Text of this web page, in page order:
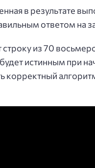
в результате
ответом на
из 70
истинным при
корректный